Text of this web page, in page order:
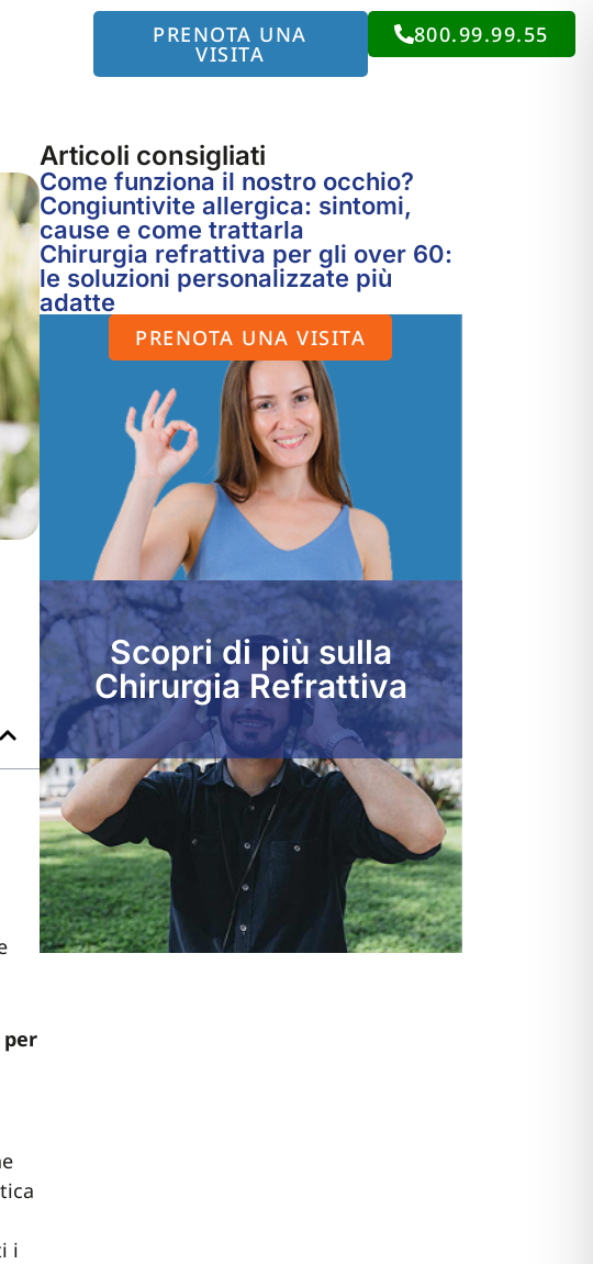
PRENOTA UNA
VISITA
800.99.99.55
i
Articoli consigliati
Come funziona il nostro occhio?
Congiuntivite allergica: sintomi,
cause e come trattarla
Chirurgia refrattiva per gli over 60:
le soluzioni personalizzate più
adatte
PRENOTA UNA VISITA
Scopri di più sulla
Chirurgia Refrattiva